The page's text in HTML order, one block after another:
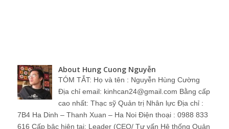
About Hung Cuong Nguyễn
TÓM TẮT: Họ và tên : Nguyễn Hùng Cường
Địa chỉ email: kinhcan24@gmail.com Bằng cấp
cao nhất: Thạc sỹ Quản trị Nhân lực Địa chỉ :
7B4 Ha Dinh – Thanh Xuan – Ha Noi Điện thoại : 0988 833
616 Cấp bậc hiện tại: Leader (CEO/ Tư vấn Hệ thống Quản